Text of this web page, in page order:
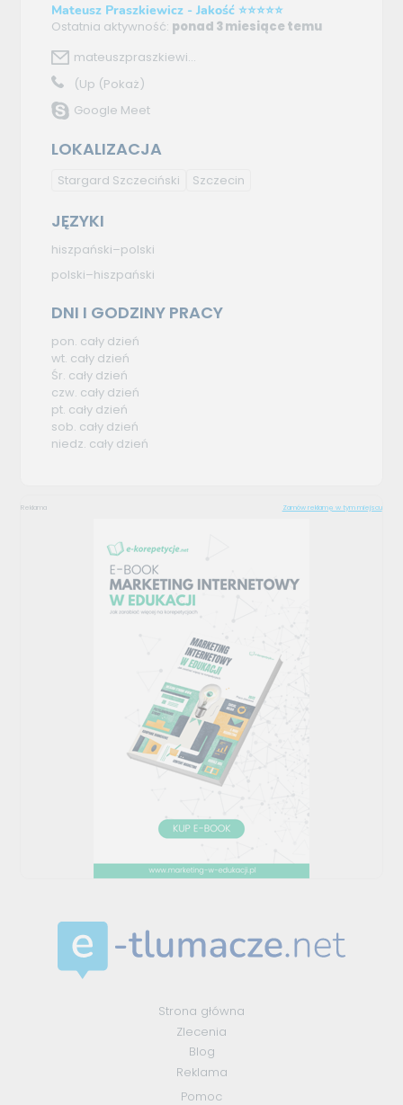
Mateusz Praszkiewicz - Jakość ⭐⭐⭐⭐⭐
Ostatnia aktywność: ponad 3 miesiące temu
mateuszpraszkiewi...
(Up (Pokaż)
Google Meet
LOKALIZACJA
Stargard Szczeciński Szczecin
JĘZYKI
hiszpański–polski
polski–hiszpański
DNI I GODZINY PRACY
pon. cały dzień
wt. cały dzień
Śr. cały dzień
czw. cały dzień
pt. cały dzień
sob. cały dzień
niedz. cały dzień
Reklama Zamów reklamę w tym miejscu
Strona główna
Zlecenia
Blog
Reklama
Pomoc